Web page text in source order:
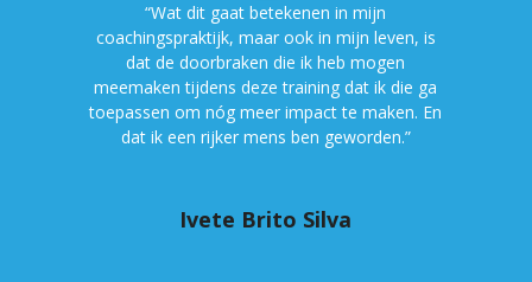
“Wat dit gaat betekenen in mijn
coachingspraktijk, maar ook in mijn leven, is
dat de doorbraken die ik heb mogen
meemaken tijdens deze training dat ik die ga
toepassen om nóg meer impact te maken. En
dat ik een rijker mens ben geworden.”
Ivete Brito Silva